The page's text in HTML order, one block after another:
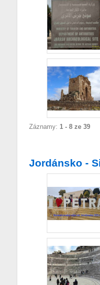
Záznamy: 1 - 8 ze 39
Jordánsko -